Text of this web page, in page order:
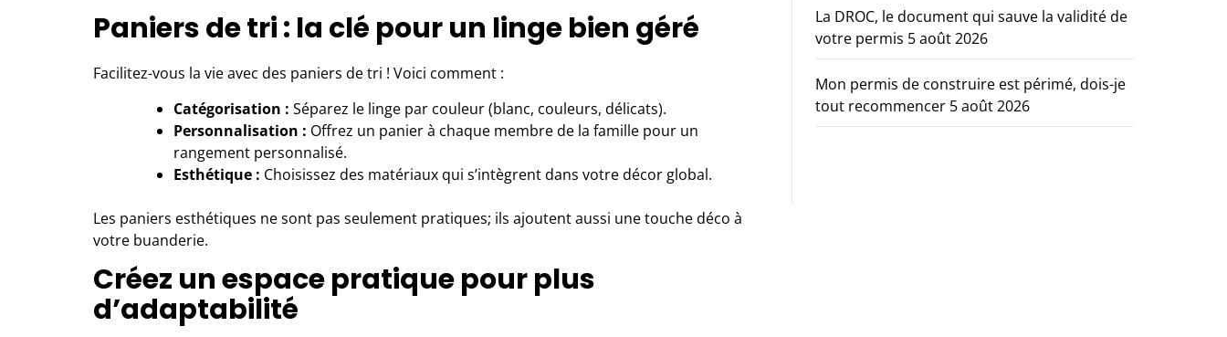
Paniers de tri : la clé pour un linge bien géré
Facilitez-vous la vie avec des paniers de tri ! Voici comment :
Catégorisation : Séparez le linge par couleur (blanc, couleurs, délicats).
Personnalisation : Offrez un panier à chaque membre de la famille pour un
rangement personnalisé.
Esthétique : Choisissez des matériaux qui s’intègrent dans votre décor global.
Les paniers esthétiques ne sont pas seulement pratiques; ils ajoutent aussi une touche déco à
votre buanderie.
Créez un espace pratique pour plus
d’adaptabilité
La DROC, le document qui sauve la validité de
votre permis 5 août 2026
Mon permis de construire est périmé, dois-je
tout recommencer 5 août 2026